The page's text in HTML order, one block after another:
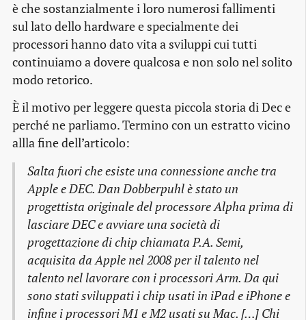
è che sostanzialmente i loro numerosi fallimenti
sul lato dello hardware e specialmente dei
processori hanno dato vita a sviluppi cui tutti
continuiamo a dovere qualcosa e non solo nel solito
modo retorico.
È il motivo per leggere questa piccola storia di Dec e
perché ne parliamo. Termino con un estratto vicino
allla fine dell’articolo:
Salta fuori che esiste una connessione anche tra
Apple e DEC. Dan Dobberpuhl è stato un
progettista originale del processore Alpha prima di
lasciare DEC e avviare una società di
progettazione di chip chiamata P.A. Semi,
acquisita da Apple nel 2008 per il talento nel
talento nel lavorare con i processori Arm. Da qui
sono stati sviluppati i chip usati in iPad e iPhone e
infine i processori M1 e M2 usati su Mac. […] Chi